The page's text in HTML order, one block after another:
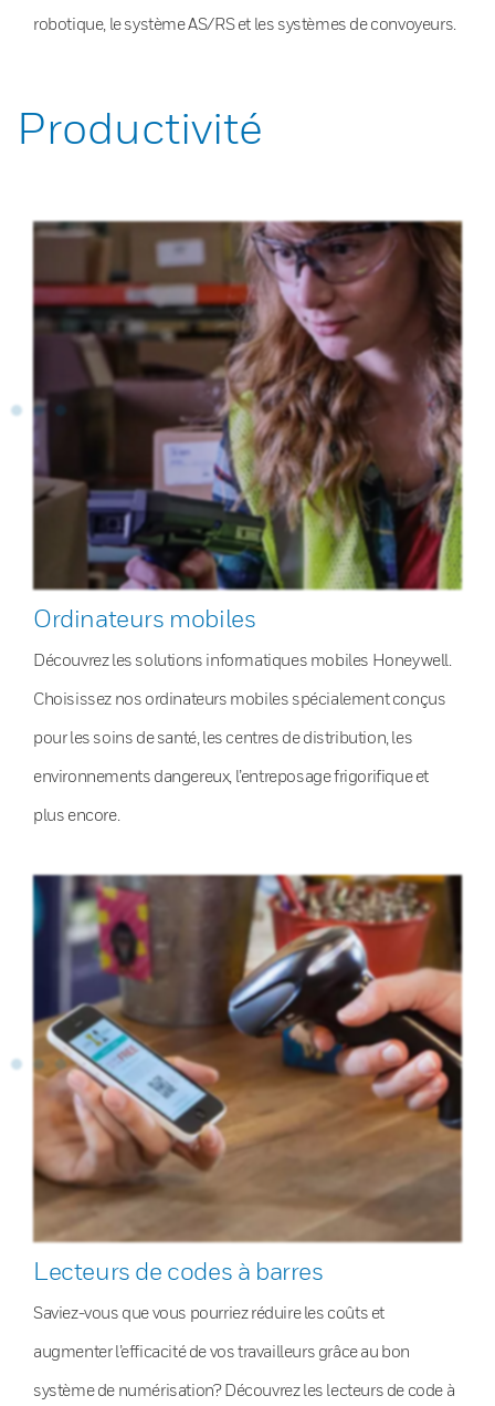
robotique, le système AS/RS et les systèmes de convoyeurs.
Productivité
Ordinateurs mobiles
Découvrez les solutions informatiques mobiles Honeywell.
Choisissez nos ordinateurs mobiles spécialement conçus
pour les soins de santé, les centres de distribution, les
environnements dangereux, l’entreposage frigorifique et
plus encore.
Lecteurs de codes à barres
Saviez-vous que vous pourriez réduire les coûts et
augmenter l’efficacité de vos travailleurs grâce au bon
système de numérisation? Découvrez les lecteurs de code à